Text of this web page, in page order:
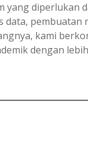
diperlukan
data,
kami
dengan